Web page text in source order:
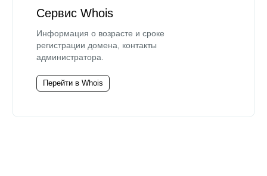
Сервис Whois
Информация о возрасте и сроке
регистрации домена, контакты
администратора.
Перейти в Whois